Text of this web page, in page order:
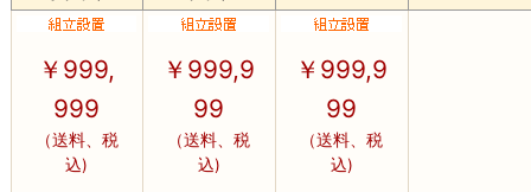
￥ 999,
999
（送料、税
込)
￥ 999,9
99
（送料、税
込)
￥ 999,9
99
（送料、税
込)